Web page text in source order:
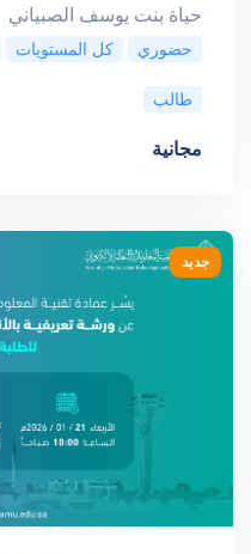
حياة بنت يوسف الصبياني
حضوري كل المستويات
طالب
مجانية
جديد